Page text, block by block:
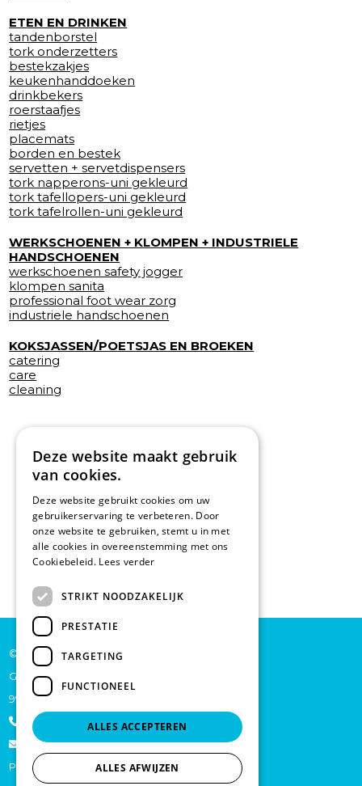
ETEN EN DRINKEN
tandenborstel
tork onderzetters
bestekzakjes
keukenhanddoeken
drinkbekers
roerstaafjes
rietjes
placemats
borden en bestek
servetten + servetdispensers
tork napperons-uni gekleurd
tork tafellopers-uni gekleurd
tork tafelrollen-uni gekleurd
WERKSCHOENEN + KLOMPEN + INDUSTRIELE
HANDSCHOENEN
werkschoenen safety jogger
klompen sanita
professional foot wear zorg
industriele handschoenen
KOKSJASSEN/POETSJAS EN BROEKEN
catering
care
cleaning
© De Backer CP bv
Grote Baan 45
9920 Lievegem
+32 473 70 46 27
info@schoonmaakproductenonline.be
Privacy
Deze website maakt gebruik
van cookies.
Deze website gebruikt cookies om uw
gebruikerservaring te verbeteren. Door
onze website te gebruiken, stemt u in met
alle cookies in overeenstemming met ons
Cookiebeleid. Lees verder
STRIKT NOODZAKELIJK
PRESTATIE
TARGETING
FUNCTIONEEL
ALLES ACCEPTEREN
ALLES AFWIJZEN